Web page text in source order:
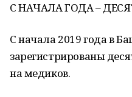
С НАЧАЛА ГОДА –
С начала 2019 года в
зарегистрированы
на медиков.